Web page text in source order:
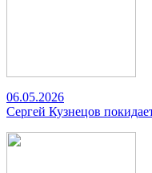
06.05.2026
Сергей Кузнецов